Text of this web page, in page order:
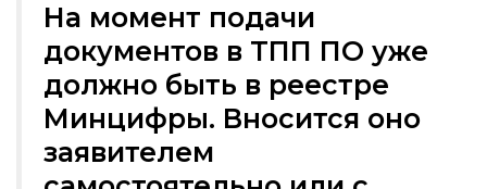
На момент подачи
документов в ТПП ПО уже
должно быть в реестре
Минцифры. Вносится оно
заявителем